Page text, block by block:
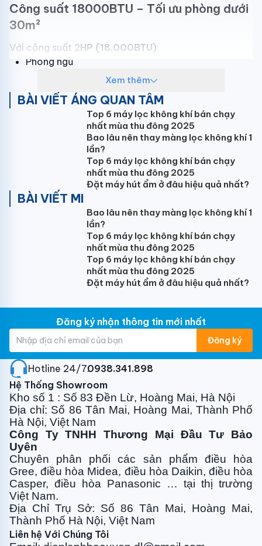
Công suất 18000BTU – Tối ưu phòng dưới
30m²
Với công suất 2HP (18.000BTU):
Phòng ngủ
Phòng làm việc nhỏ
Đảm bảo hiệu suất tối ưu cho không gian 30m².
điều hòa Mitsubishi Heavy SRK50ZSS-W5 phòng ngủ
Inverter DC PAM – Tiết kiệm điện vượt trội
Máy sử dụng công nghệ inverter:
Điều chỉnh công suất linh hoạt
Giảm tiêu hao điện năng
Duy trì nhiệt độ ổn định
Giúp giảm đáng kể chi phí điện hàng tháng.
điều hòa Mitsubishi Heavy inverter chạy êm
Điểm mạnh dòng ZSS – Vận hành siêu êm
So với dòng ZSPS, dòngZSS-W5
Độ ồn thấp hơn
Hoạt động cực êm (rất phù hợp phòng ngủ)
Trải nghiệm cao cấp hơn
Đây là điểm ăn tiền lớn nhất của model này.
Thiết kế cao cấp – Sang trọng
Kiểu dáng hiện đại, tinh tế
Màu trắng trang nhã
Phù hợp mọi không gian nội thất
Xem thêm
BÀI VIẾT ÁNG QUAN TÂM
Top 6 máy lọc không khí bán chạy
nhất mùa thu đông 2025
Bao lâu nên thay màng lọc không khí 1
lần?
Top 6 máy lọc không khí bán chạy
nhất mùa thu đông 2025
Đặt máy hút ẩm ở đâu hiệu quả nhất?
BÀI VIẾT MI
Bao lâu nên thay màng lọc không khí 1
lần?
Top 6 máy lọc không khí bán chạy
nhất mùa thu đông 2025
Top 6 máy lọc không khí bán chạy
nhất mùa thu đông 2025
Đặt máy hút ẩm ở đâu hiệu quả nhất?
Đăng ký nhận thông tin mới nhất
Đăng ký
Hotline 24/7:0938.341.898
Hệ Thống Showroom
Kho số 1 : Số 83 Đền Lừ, Hoàng Mai, Hà Nội
Địa chỉ: Số 86 Tân Mai, Hoàng Mai, Thành Phố
Hà Nội, Việt Nam
Công Ty TNHH Thương Mại Đầu Tư Bảo
Uyên
Chuyên phân phối các sản phẩm điều hòa
Gree, điều hòa Midea, điều hòa Daikin, điều hòa
Casper, điều hòa Panasonic … tại thị trường
Việt Nam.
Địa Chỉ Trụ Sở: Số 86 Tân Mai, Hoàng Mai,
Thành Phố Hà Nội, Việt Nam
Liên hệ Với Chúng Tôi